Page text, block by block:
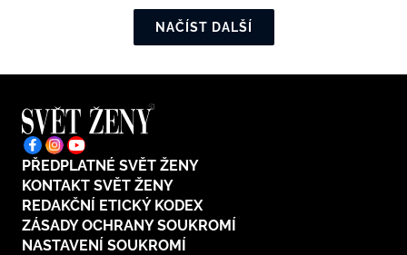
NAČÍST DALŠÍ
PŘEDPLATNÉ SVĚT ŽENY
KONTAKT SVĚT ŽENY
REDAKČNÍ ETICKÝ KODEX
ZÁSADY OCHRANY SOUKROMÍ
NASTAVENÍ SOUKROMÍ